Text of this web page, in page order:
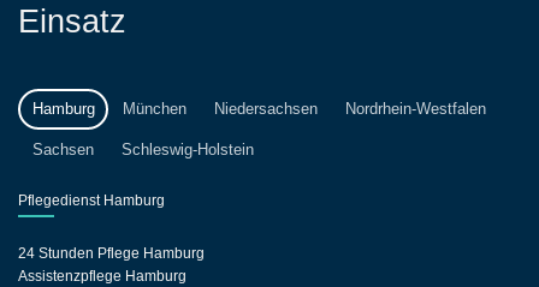
Einsatz
Hamburg München Niedersachsen Nordrhein-Westfalen
Sachsen Schleswig-Holstein
Pflegedienst Hamburg
24 Stunden Pflege Hamburg
Assistenzpflege Hamburg